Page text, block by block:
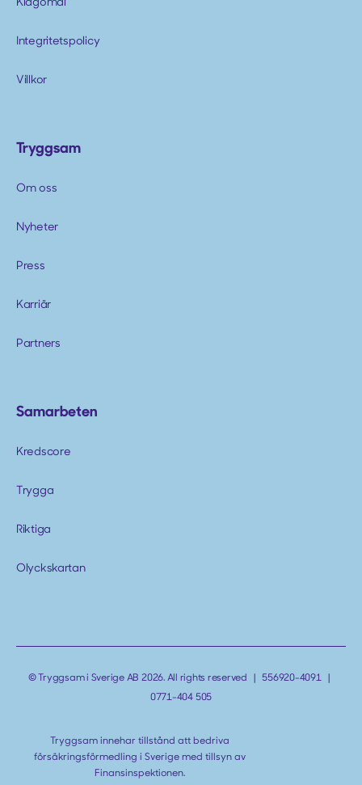
Integritetspolicy
Villkor
Tryggsam
Om oss
Nyheter
Press
Karriär
Partners
Samarbeten
Kredscore
Trygga
Riktiga
Olyckskartan
© Tryggsam i Sverige AB 2026. All rights reserved | 556920-4091 |
0771-404 505
Tryggsam innehar tillstånd att bedriva
försäkringsförmedling i Sverige med tillsyn av
Finansinspektionen.